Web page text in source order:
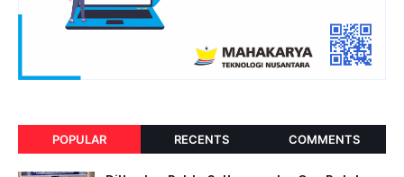
POPULAR RECENTS COMMENTS